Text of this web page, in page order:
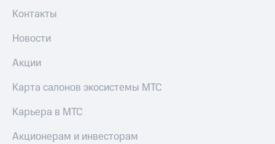
Контакты
Новости
Акции
Карта салонов экосистемы МТС
Карьера в МТС
Акционерам и инвесторам